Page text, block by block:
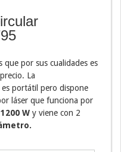
que por sus cualidades es
La
portátil pero dispone
láser que funciona por
W y viene con 2